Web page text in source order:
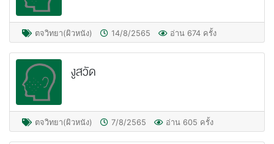
ตจวิทยา(ผิวหนัง) 14/8/2565 อ่าน 674 ครั้ง
งูสวัด
ตจวิทยา(ผิวหนัง) 7/8/2565 อ่าน 605 ครั้ง